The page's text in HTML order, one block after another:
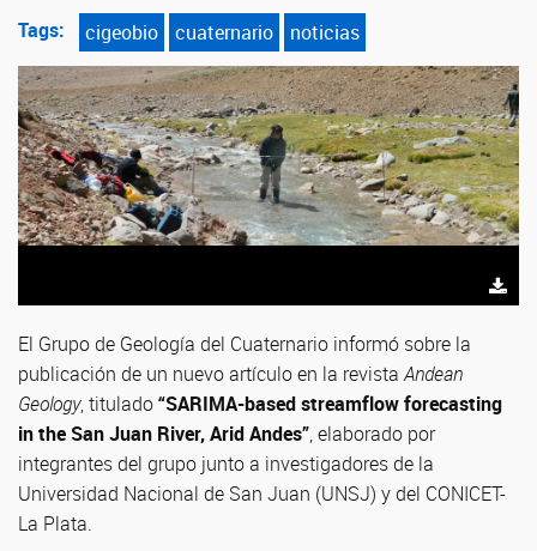
Tags: cigeobio cuaternario noticias
El Grupo de Geología del Cuaternario informó sobre la
publicación de un nuevo artículo en la revistaAndean
Geology, titulado“SARIMA-based streamflow forecasting
in the San Juan River, Arid Andes”, elaborado por
integrantes del grupo junto a investigadores de la
Universidad Nacional de San Juan (UNSJ) y del CONICET-
La Plata.